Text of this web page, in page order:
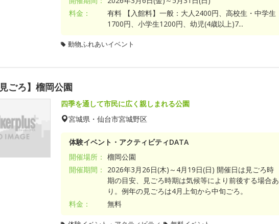
料金：
有料 【入館料】一般：大人2400円、高校生・中学生
1700円、小学生1200円、幼児(4歳以上)7...
動物ふれあいイベント
見ごろ】榴岡公園
四季を通して市民に広く親しまれる公園
宮城県・仙台市宮城野区
体験イベント・アクティビティDATA
開催場所： 榴岡公園
開催期間：
2026年3月26日(木)～4月19日(日) 開催日は見ごろ時
期の目安、見ごろ時期は気候等により前後する場合あ
り。例年の見ごろは4月上旬から中旬ごろ。
料金：
無料